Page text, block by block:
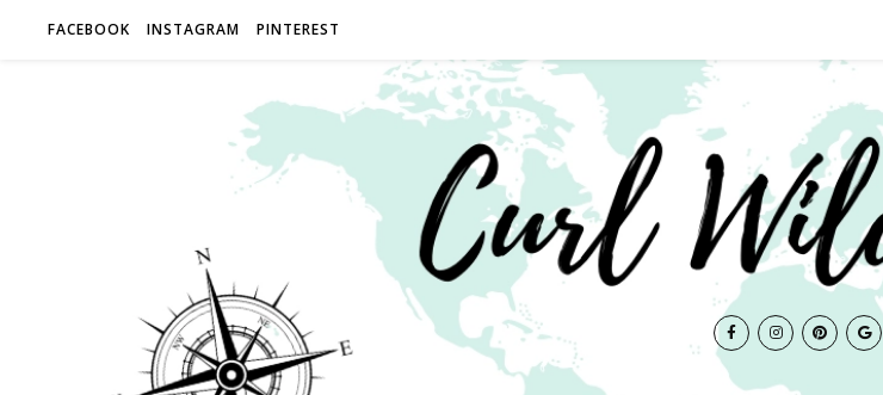
FACEBOOK INSTAGRAM PINTEREST